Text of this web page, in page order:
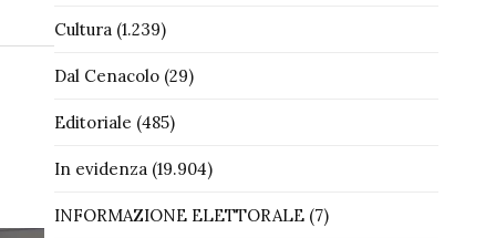
Cultura(1.239)
Dal Cenacolo(29)
Editoriale (485)
In evidenza(19.904)
INFORMAZIONE ELETTORALE(7)